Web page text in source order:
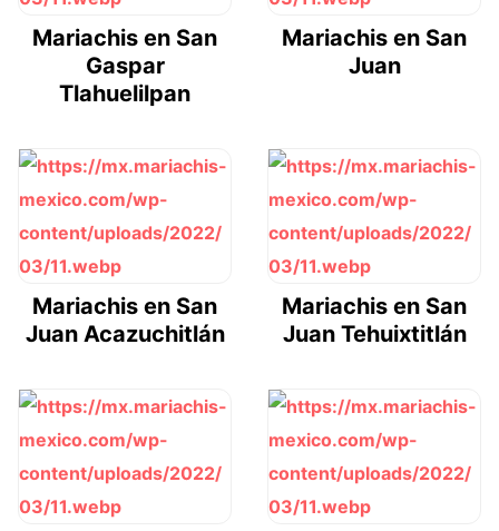
Mariachis en San
Gaspar
Tlahuelilpan
Mariachis en San
Juan
Mariachis en San
Juan Acazuchitlán
Mariachis en San
Juan Tehuixtitlán